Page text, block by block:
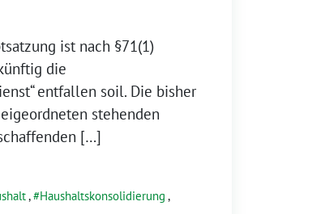
ist nach §71(1)
die
entfallen soil. Die bisher
stehenden
[…]
, Haushaltskonsolidierung ,